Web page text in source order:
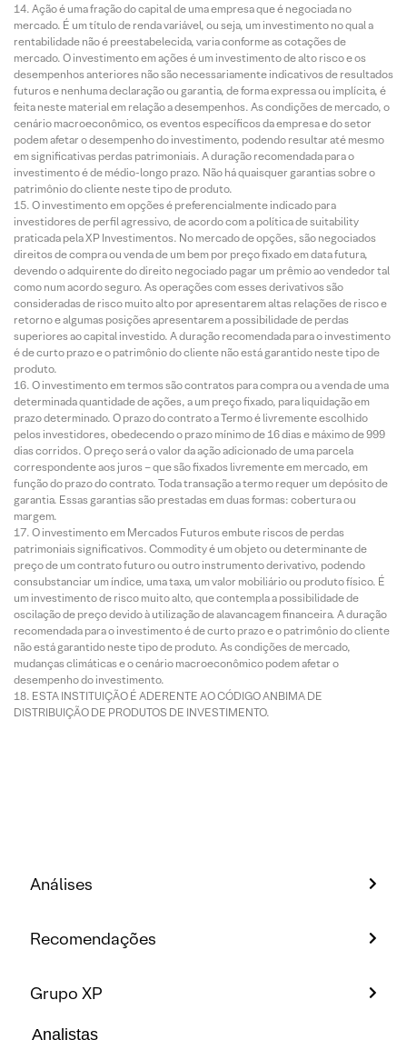
Ação é uma fração do capital de uma empresa que é negociada no
mercado. É um título de renda variável, ou seja, um investimento no qual a
rentabilidade não é preestabelecida, varia conforme as cotações de
mercado. O investimento em ações é um investimento de alto risco e os
desempenhos anteriores não são necessariamente indicativos de resultados
futuros e nenhuma declaração ou garantia, de forma expressa ou implícita, é
feita neste material em relação a desempenhos. As condições de mercado, o
cenário macroeconômico, os eventos específicos da empresa e do setor
podem afetar o desempenho do investimento, podendo resultar até mesmo
em significativas perdas patrimoniais. A duração recomendada para o
investimento é de médio-longo prazo. Não há quaisquer garantias sobre o
patrimônio do cliente neste tipo de produto.
O investimento em opções é preferencialmente indicado para
investidores de perfil agressivo, de acordo com a política de suitability
praticada pela XP Investimentos. No mercado de opções, são negociados
direitos de compra ou venda de um bem por preço fixado em data futura,
devendo o adquirente do direito negociado pagar um prêmio ao vendedor tal
como num acordo seguro. As operações com esses derivativos são
consideradas de risco muito alto por apresentarem altas relações de risco e
retorno e algumas posições apresentarem a possibilidade de perdas
superiores ao capital investido. A duração recomendada para o investimento
é de curto prazo e o patrimônio do cliente não está garantido neste tipo de
produto.
O investimento em termos são contratos para compra ou a venda de uma
determinada quantidade de ações, a um preço fixado, para liquidação em
prazo determinado. O prazo do contrato a Termo é livremente escolhido
pelos investidores, obedecendo o prazo mínimo de 16 dias e máximo de 999
dias corridos. O preço será o valor da ação adicionado de uma parcela
correspondente aos juros – que são fixados livremente em mercado, em
função do prazo do contrato. Toda transação a termo requer um depósito de
garantia. Essas garantias são prestadas em duas formas: cobertura ou
margem.
O investimento em Mercados Futuros embute riscos de perdas
patrimoniais significativos. Commodity é um objeto ou determinante de
preço de um contrato futuro ou outro instrumento derivativo, podendo
consubstanciar um índice, uma taxa, um valor mobiliário ou produto físico. É
um investimento de risco muito alto, que contempla a possibilidade de
oscilação de preço devido à utilização de alavancagem financeira. A duração
recomendada para o investimento é de curto prazo e o patrimônio do cliente
não está garantido neste tipo de produto. As condições de mercado,
mudanças climáticas e o cenário macroeconômico podem afetar o
desempenho do investimento.
ESTA INSTITUIÇÃO É ADERENTE AO CÓDIGO ANBIMA DE
DISTRIBUIÇÃO DE PRODUTOS DE INVESTIMENTO.
Análises
Recomendações
Grupo XP
Analistas